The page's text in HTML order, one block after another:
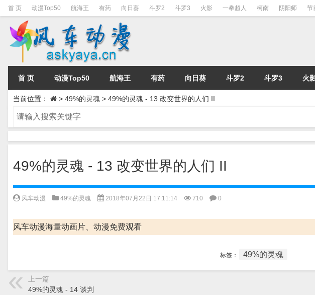
首 页 动漫Top50 航海王 有药 向日葵 斗罗2 斗罗3 火影 一拳超人 柯南 阴阳师 节
首 页 动漫Top50 航海王 有药 向日葵 斗罗2 斗罗3 火
当前位置： > 49%的灵魂 > 49%的灵魂 - 13 改变世界的人们 II
49%的灵魂 - 13 改变世界的人们 II
风车动漫 49%的灵魂 2018年07月22日 17:11:14 710 0
风车动漫海量动画片、动漫免费观看
标签： 49%的灵魂
上一篇
49%的灵魂 - 14 谈判